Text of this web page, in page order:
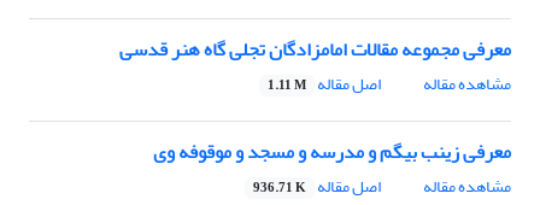
معرفی مجموعه مقالات امامزادگان تجلی گاه هنر قدسی
مشاهده مقاله اصل مقاله 1.11 M
معرفی زینب بیگم و مدرسه و مسجد و موقوفه وی
مشاهده مقاله اصل مقاله 936.71 K